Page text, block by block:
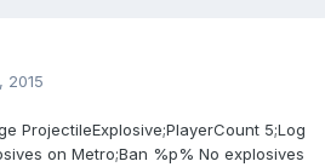
2015
ProjectileExplosive;PlayerCount 5;Log
on Metro;Ban %p% No explosives